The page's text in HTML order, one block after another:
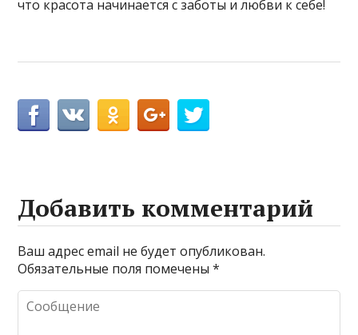
что красота начинается с заботы и любви к себе!
Добавить комментарий
Ваш адрес email не будет опубликован.
Обязательные поля помечены*